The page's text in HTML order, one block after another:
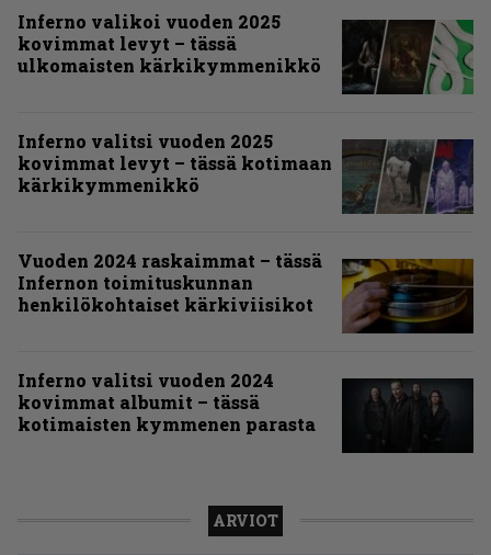
Inferno valikoi vuoden 2025
kovimmat levyt – tässä
ulkomaisten kärkikymmenikkö
Inferno valitsi vuoden 2025
kovimmat levyt – tässä kotimaan
kärkikymmenikkö
Vuoden 2024 raskaimmat – tässä
Infernon toimituskunnan
henkilökohtaiset kärkiviisikot
Inferno valitsi vuoden 2024
kovimmat albumit – tässä
kotimaisten kymmenen parasta
ARVIOT